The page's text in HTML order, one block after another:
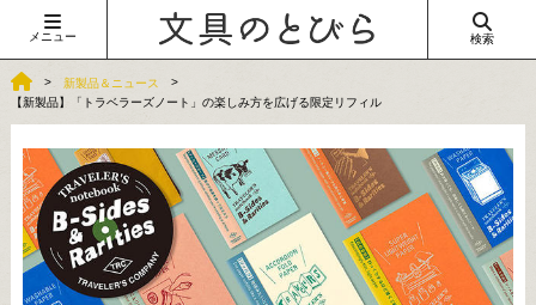
メニュー 検索
新製品＆ニュース
【新製品】「トラベラーズノート」の楽しみ方を広げる限定リフィル